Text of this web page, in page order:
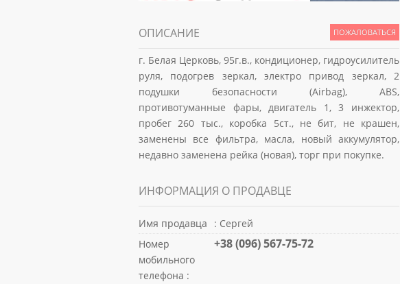
ОПИСАНИЕ ПОЖАЛОВАТЬСЯ
г. Белая Церковь, 95г.в., кондиционер, гидроусилитель
руля, подогрев зеркал, электро привод зеркал, 2
подушки безопасности (Airbag), ABS,
противотуманные фары, двигатель 1, 3 инжектор,
пробег 260 тыс., коробка 5ст., не бит, не крашен,
заменены все фильтра, масла, новый аккумулятор,
недавно заменена рейка (новая), торг при покупке.
ИНФОРМАЦИЯ О ПРОДАВЦЕ
Имя продавца
: Сергей
Номер
мобильного
телефона :
+38 (096) 567-75-72